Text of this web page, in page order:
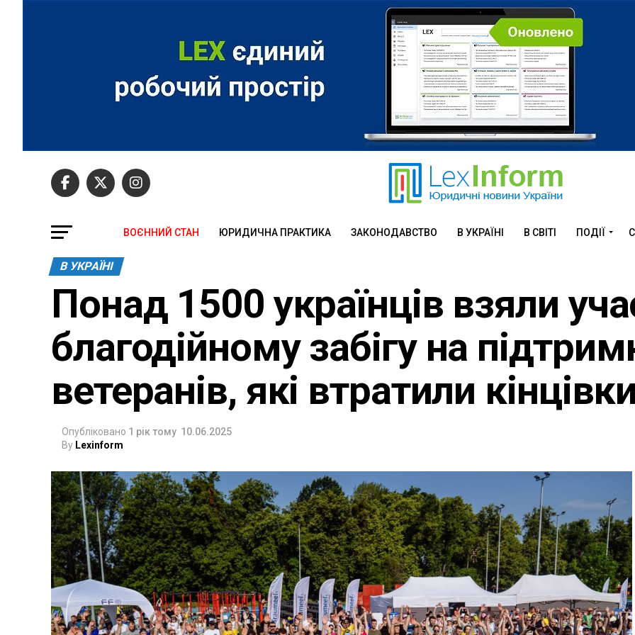
ВОЄННИЙ СТАН ЮРИДИЧНА ПРАКТИКА ЗАКОНОДАВСТВО В УКРАЇНІ В СВІТІ ПОДІЇ
В УКРАЇНІ
Понад 1500 українців взяли
благодійному забігу на
ветеранів, які втратили
Опубліковано 1 рік тому 10.06.2025
By Lexinform